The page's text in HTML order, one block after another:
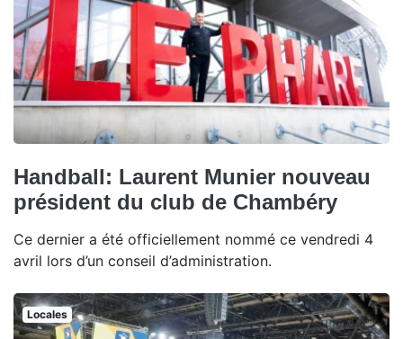
Handball: Laurent Munier nouveau
président du club de Chambéry
Ce dernier a été officiellement nommé ce vendredi 4
avril lors d’un conseil d’administration.
Locales